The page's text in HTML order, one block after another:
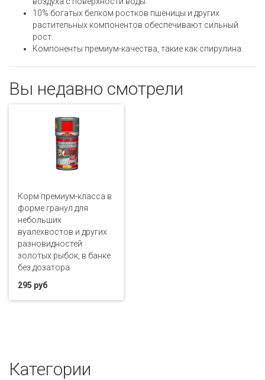
10% богатых белком ростков пшеницы и других
растительных компонентов обеспечивают сильный
рост.
Компоненты премиум-качества, такие как спирулина.
Вы недавно смотрели
Корм премиум-класса в
форме гранул для
небольших
вуалехвостов и других
разновидностей
золотых рыбок, в банке
без дозатора
295 руб
Категории